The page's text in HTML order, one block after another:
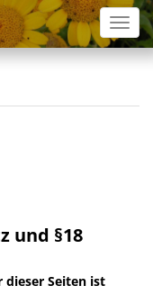
und §18
Seiten ist